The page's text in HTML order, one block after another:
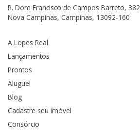
R. Dom Francisco de Campos Barreto, 382
Nova Campinas, Campinas, 13092-160
A Lopes Real
Lançamentos
Prontos
Aluguel
Blog
Cadastre seu imóvel
Consórcio